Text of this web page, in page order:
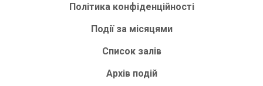
Політика конфіденційності
Події за місяцями
Список залів
Архів подій